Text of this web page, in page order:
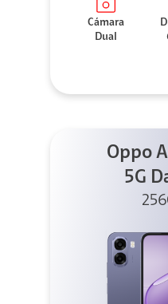
Cámara
Dual
Oppo
5G